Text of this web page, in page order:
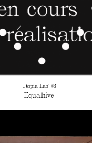
Utopia Lab' #3
Equalhive